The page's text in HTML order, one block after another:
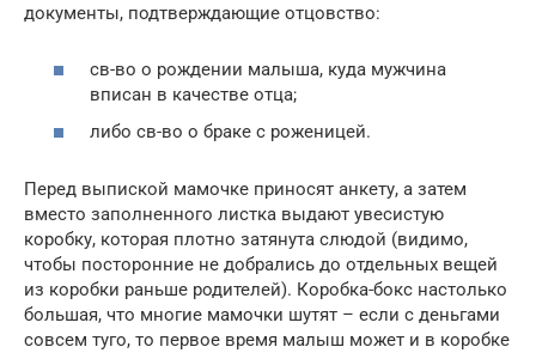
документы, подтверждающие отцовство:
св-во о рождении малыша, куда мужчина
вписан в качестве отца;
либо св-во о браке с роженицей.
Перед выпиской мамочке приносят анкету, а затем
вместо заполненного листка выдают увесистую
коробку, которая плотно затянута слюдой (видимо,
чтобы посторонние не добрались до отдельных вещей
из коробки раньше родителей). Коробка-бокс настолько
большая, что многие мамочки шутят – если с деньгами
совсем туго, то первое время малыш может и в коробке